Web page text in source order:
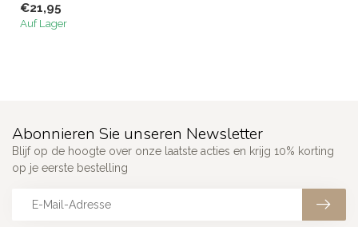
aus ...
€21,95
Auf Lager
Abonnieren Sie unseren Newsletter
Blijf op de hoogte over onze laatste acties en krijg 10% korting
op je eerste bestelling